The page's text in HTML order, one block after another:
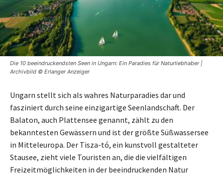
Die 10 beeindruckendsten Seen in Ungarn: Ein Paradies für Naturliebhaber |
Archivbild © Erlanger Anzeiger
Ungarn stellt sich als wahres Naturparadies dar und
fasziniert durch seine einzigartige Seenlandschaft. Der
Balaton, auch Plattensee genannt, zählt zu den
bekanntesten Gewässern und ist der größte Süßwassersee
in Mitteleuropa. Der Tisza-tó, ein kunstvoll gestalteter
Stausee, zieht viele Touristen an, die die vielfältigen
Freizeitmöglichkeiten in der beeindruckenden Natur